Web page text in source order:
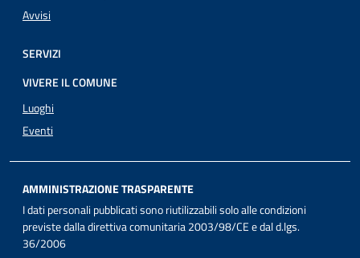
Avvisi
SERVIZI
VIVERE IL COMUNE
Luoghi
Eventi
AMMINISTRAZIONE TRASPARENTE
I dati personali pubblicati sono riutilizzabili solo alle condizioni
previste dalla direttiva comunitaria 2003/98/CE e dal d.lgs.
36/2006